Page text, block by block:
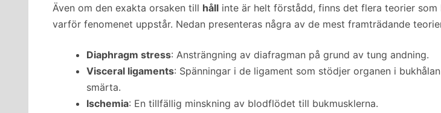
Även om den exakta orsaken till håll inte är helt förstådd, finns det flera teorier som
varför fenomenet uppstår. Nedan presenteras några av de mest framträdande
Diaphragm stress: Ansträngning av diafragman på grund av tung andning.
Visceral ligaments: Spänningar i de ligament som stödjer organen i
smärta.
Ischemia: En tillfällig minskning av blodflödet till bukmusklerna.